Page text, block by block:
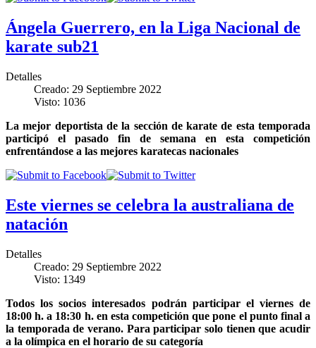
Ángela Guerrero, en la Liga Nacional de
karate sub21
Detalles
Creado: 29 Septiembre 2022
Visto: 1036
La mejor deportista de la sección de karate de esta temporada
participó el pasado fin de semana en esta competición
enfrentándose a las mejores karatecas nacionales
Este viernes se celebra la australiana de
natación
Detalles
Creado: 29 Septiembre 2022
Visto: 1349
Todos los socios interesados podrán participar el viernes de
18:00 h. a 18:30 h. en esta competición que pone el punto final a
la temporada de verano. Para participar solo tienen que acudir
a la olímpica en el horario de su categoría